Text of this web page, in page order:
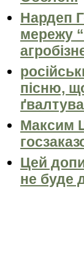
Нардеп
мережу
пісню,
Максим
Цей
не буде